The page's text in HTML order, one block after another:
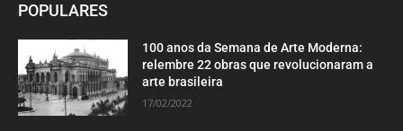
POPULARES
100 anos da Semana de Arte Moderna:
relembre 22 obras que revolucionaram a
arte brasileira
17/02/2022